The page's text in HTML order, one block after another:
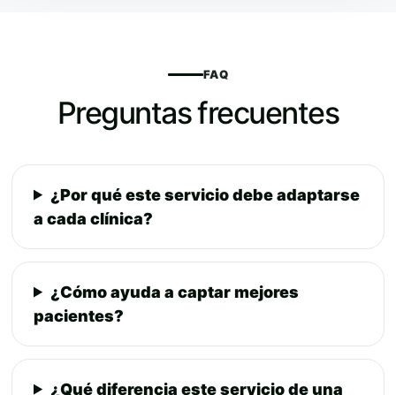
FAQ
Preguntas frecuentes
¿Por qué este servicio debe adaptarse
a cada clínica?
¿Cómo ayuda a captar mejores
pacientes?
¿Qué diferencia este servicio de una